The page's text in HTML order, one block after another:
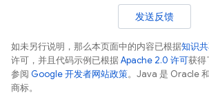
发送反馈
如未另行说明，那么本页面中的内容已根据知识
许可，并且代码示例已根据Apache 2.0 许可获得
参阅 Google 开发者网站政策。Java 是 Oracle
商标。